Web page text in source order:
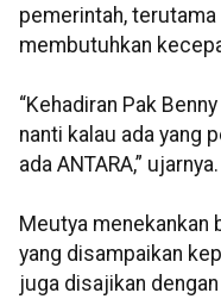
pemerintah,
membutuhkan
“Kehadiran Pak
nanti kalau ada yang
ada ANTARA,” ujarnya.
Meutya menekankan
yang disampaikan
juga disajikan